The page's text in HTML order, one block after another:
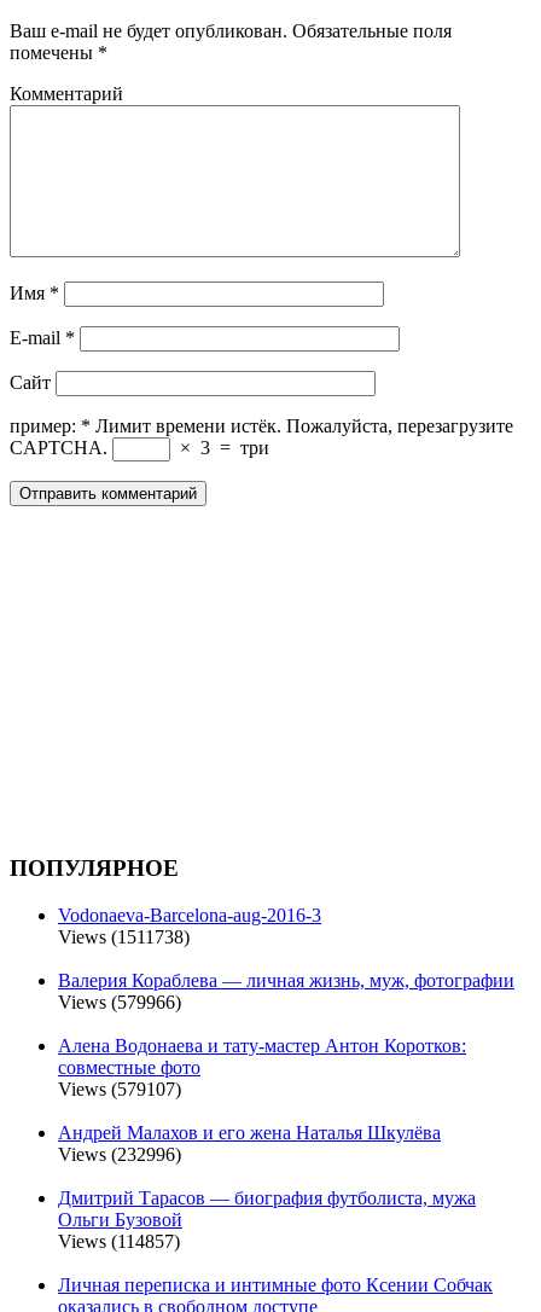
Ваш e-mail не будет опубликован. Обязательные поля
помечены *
Комментарий
Имя *
E-mail *
Сайт
пример: * Лимит времени истёк. Пожалуйста, перезагрузите
CAPTCHA.
× 3 = три
ПОПУЛЯРНОЕ
Vodonaeva-Barcelona-aug-2016-3
Views (1511738)
Валерия Кораблева — личная жизнь, муж, фотографии
Views (579966)
Алена Водонаева и тату-мастер Антон Коротков:
совместные фото
Views (579107)
Андрей Малахов и его жена Наталья Шкулёва
Views (232996)
Дмитрий Тарасов — биография футболиста, мужа
Ольги Бузовой
Views (114857)
Личная переписка и интимные фото Ксении Собчак
оказались в свободном доступе